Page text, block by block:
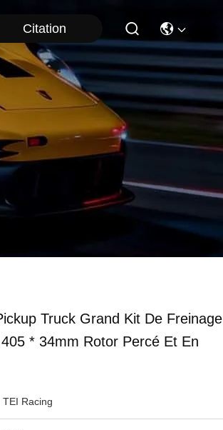
Citation
Truck Grand Kit De Freinage
* 34mm Rotor Percé Et En
TEI Racing